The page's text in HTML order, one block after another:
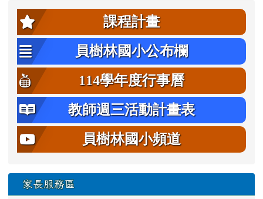
左邊區域內容
課程計畫
員樹林國小公布欄
114學年度行事曆
教師週三活動計畫表
員樹林國小頻道
家長服務區